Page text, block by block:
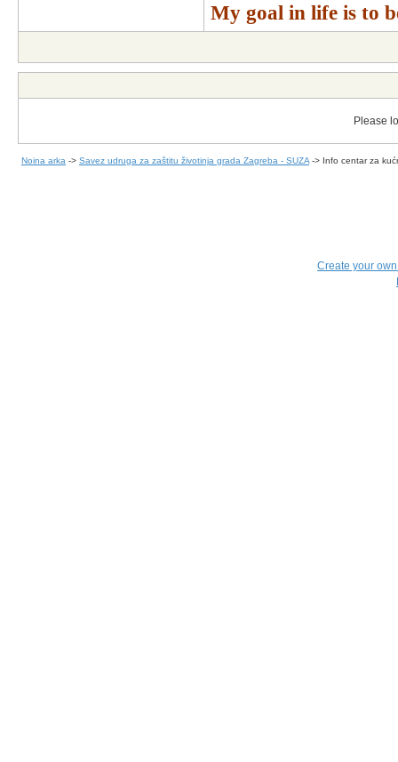
My goal in life is to
Please
Noina arka -> Savez udruga za zaštitu životinja grada Zagreba - SUZA -> Info centar za
Create your